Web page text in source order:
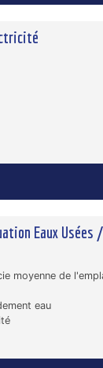
Eaux Usées
moyenne de
eau